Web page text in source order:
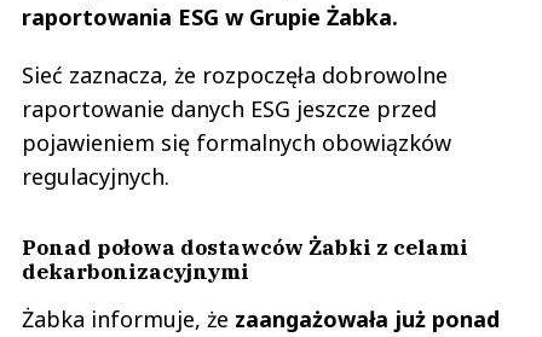
raportowania ESG w Grupie Żabka.
Sieć zaznacza, że rozpoczęła dobrowolne
raportowanie danych ESG jeszcze przed
pojawieniem się formalnych obowiązków
regulacyjnych.
Ponad połowa dostawców Żabki z celami
dekarbonizacyjnymi
Żabka informuje, że zaangażowała już ponad